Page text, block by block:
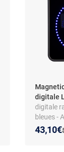
digitale
digitale
bleues -
- Design
43,10€